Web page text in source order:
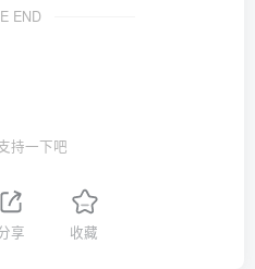
END
持一下吧
享 收藏